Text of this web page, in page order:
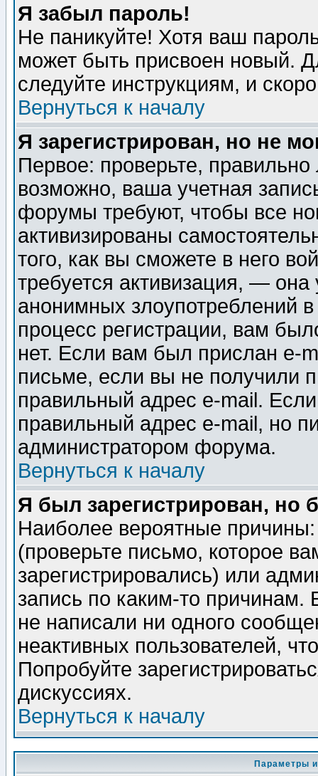
Я забыл пароль!
Не паникуйте! Хотя ваш
может быть присвоен новый.
следуйте инструкциям, и
Вернуться к началу
Я зарегистрирован, но не
Первое: проверьте,
возможно, ваша учетная
форумы требуют, чтобы все
активизированы
того, как вы сможете в него
требуется активизация, —
анонимных злоупотреблений
процесс регистрации, вам
нет. Если вам был прислан e-
письме, если вы не получили
правильный адрес e-mail.
правильный адрес e-mail, но
администратором форума.
Вернуться к началу
Я был зарегистрирован, но
Наиболее вероятные
(проверьте письмо, которое
зарегистрировались) или
запись по каким-то
не написали ни одного
неактивных пользователей,
Попробуйте
дискуссиях.
Вернуться к началу
Параметры